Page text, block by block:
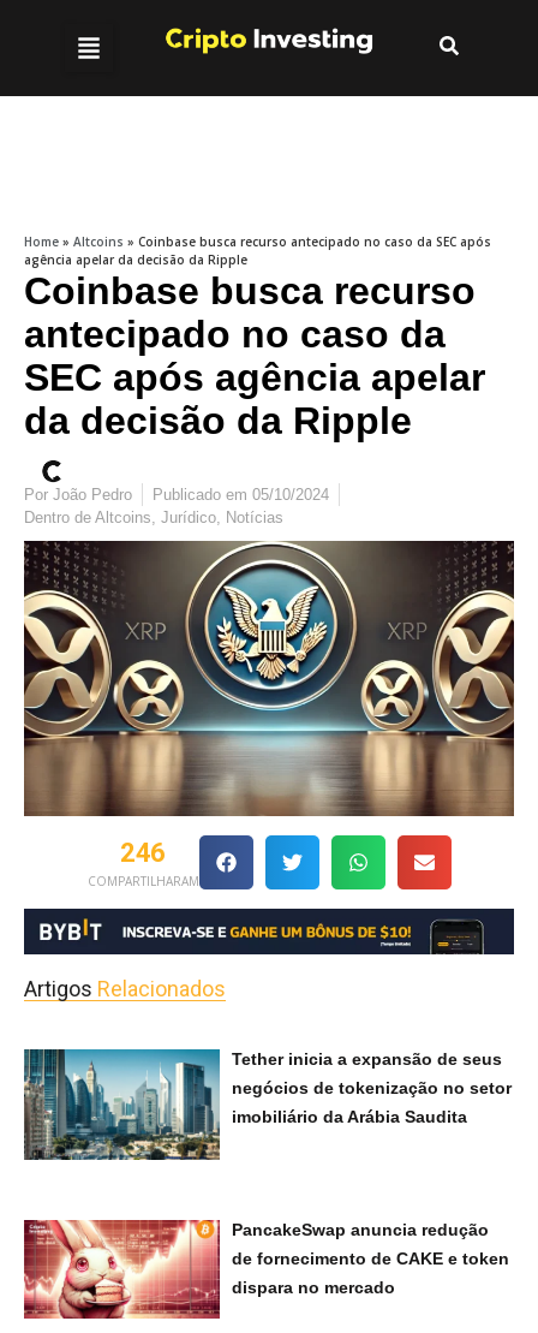
Home » Altcoins » Coinbase busca recurso antecipado no caso da SEC após
agência apelar da decisão da Ripple
Coinbase busca recurso
antecipado no caso da
SEC após agência apelar
da decisão da Ripple
Por João Pedro Publicado em 05/10/2024
Dentro de Altcoins, Jurídico, Notícias
COMPARTILHARAM
246
Artigos Relacionados
Tether inicia a expansão de seus
negócios de tokenização no setor
imobiliário da Arábia Saudita
PancakeSwap anuncia redução
de fornecimento de CAKE e token
dispara no mercado